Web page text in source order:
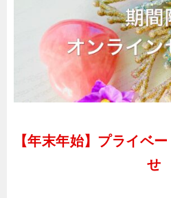
【年末年始】プライベ
せ